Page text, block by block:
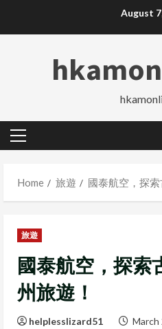
August
Primary
Home
旅遊 國泰航空，探
旅遊
國泰航空，探索
州旅遊！
helplesslizard51 March